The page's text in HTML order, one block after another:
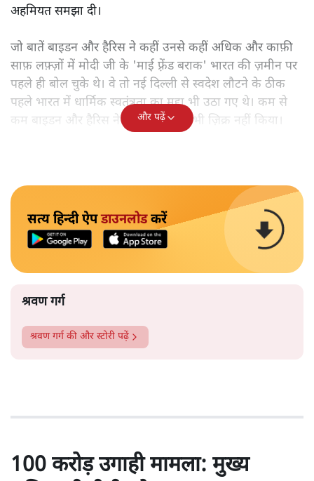
अहमियत समझा दी।
जो बातें बाइडन और हैरिस ने कहीं उनसे कहीं अधिक और काफ़ी
साफ़ लफ़्ज़ों में मोदी जी के 'माई फ़्रेंड बराक' भारत की ज़मीन पर
पहले ही बोल चुके थे। वे तो नई दिल्ली से स्वदेश लौटने के ठीक
पहले भारत में धार्मिक स्वतंत्रता का मुद्दा भी उठा गए थे। कम से
कम बाइडन और हैरिस ने इस बाबत कोई भी ज़िक्र नहीं किया।
और पढ़ें
सत्य हिन्दी ऐपडाउनलोडकरें
श्रवण गर्ग
श्रवण गर्ग की और स्टोरी पढ़ें
100 करोड़ उगाही मामला: मुख्य